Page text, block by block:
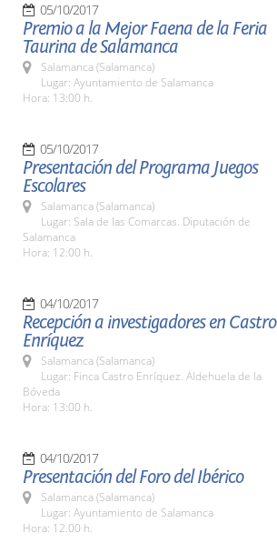
05/10/2017
Premio a la Mejor Faena de la Feria
Taurina de Salamanca
Salamanca (Salamanca)
Lugar: Ayuntamiento de Salamanca
Hora: 13:00 h.
05/10/2017
Presentación del Programa Juegos
Escolares
Salamanca (Salamanca)
Lugar: Sala de las Comarcas. Diputación de
Salamanca
Hora: 12:00 h.
04/10/2017
Recepción a investigadores en Castro
Enríquez
Salamanca (Salamanca)
Lugar: Finca Castro Enríquez. Aldehuela de la
Bóveda
Hora: 13:00 h.
04/10/2017
Presentación del Foro del Ibérico
Salamanca (Salamanca)
Lugar: Ayuntamiento de Salamanca
Hora: 12.00 h.